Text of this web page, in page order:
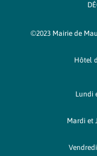
©2023 Mairie de
Hôtel
Lundi
Mardi et